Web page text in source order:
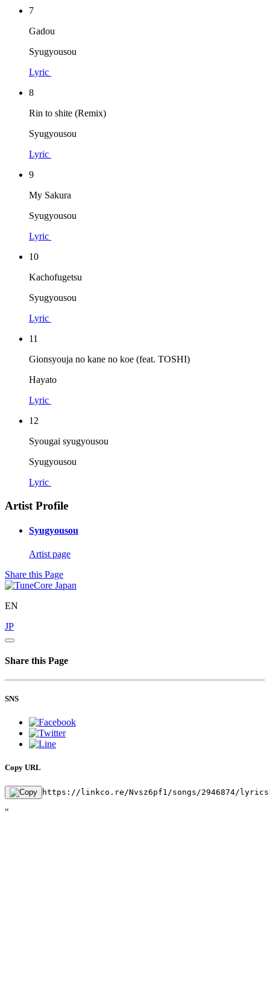
7
Gadou
Syugyousou
Lyric
8
Rin to shite (Remix)
Syugyousou
Lyric
9
My Sakura
Syugyousou
Lyric
10
Kachofugetsu
Syugyousou
Lyric
11
Gionsyouja no kane no koe (feat. TOSHI)
Hayato
Lyric
12
Syougai syugyousou
Syugyousou
Lyric
Artist Profile
Syugyousou
Artist page
Share this Page
EN
JP
Share this Page
SNS
Copy URL
https://linkco.re/Nvsz6pf1/songs/2946874/
"